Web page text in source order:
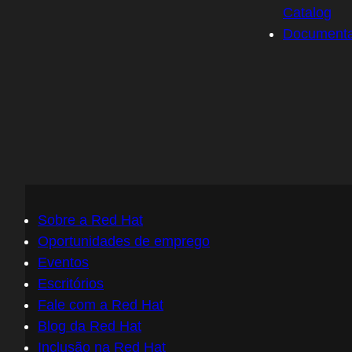
Catalog
Sobre a Red Hat
Oportunidades de emprego
Eventos
Escritórios
Fale com a Red Hat
Blog da Red Hat
Inclusão na Red Hat